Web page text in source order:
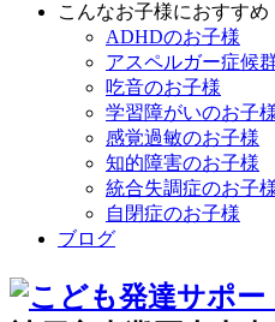
こんなお子様におすすめ
ADHDのお子様
アスペルガー症候
吃音のお子様
学習障がいのお子
感覚過敏のお子様
知的障害のお子様
統合失調症のお子
自閉症のお子様
ブログ